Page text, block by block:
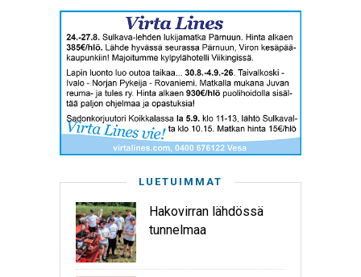
LUETUIMMAT
Hakovirran lähdössä
tunnelmaa